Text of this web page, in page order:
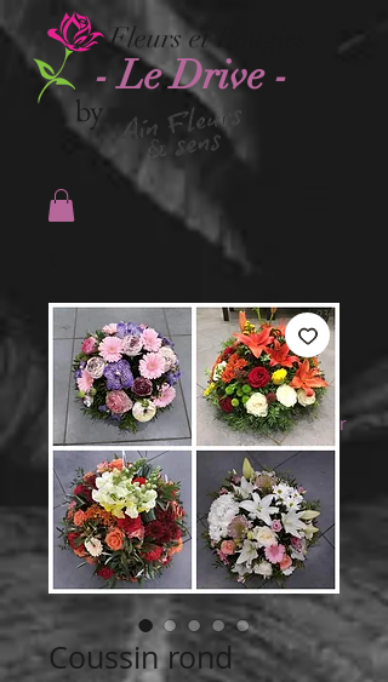
by
Fleurs et Bougies
- Le Drive -
Se connecter
Coussin rond